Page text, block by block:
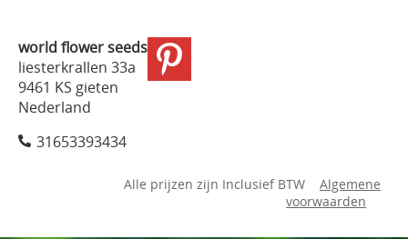
world flower seeds
liesterkrallen 33a
9461 KS gieten
Nederland
31653393434
Alle prijzen zijn Inclusief BTW
Algemene
voorwaarden